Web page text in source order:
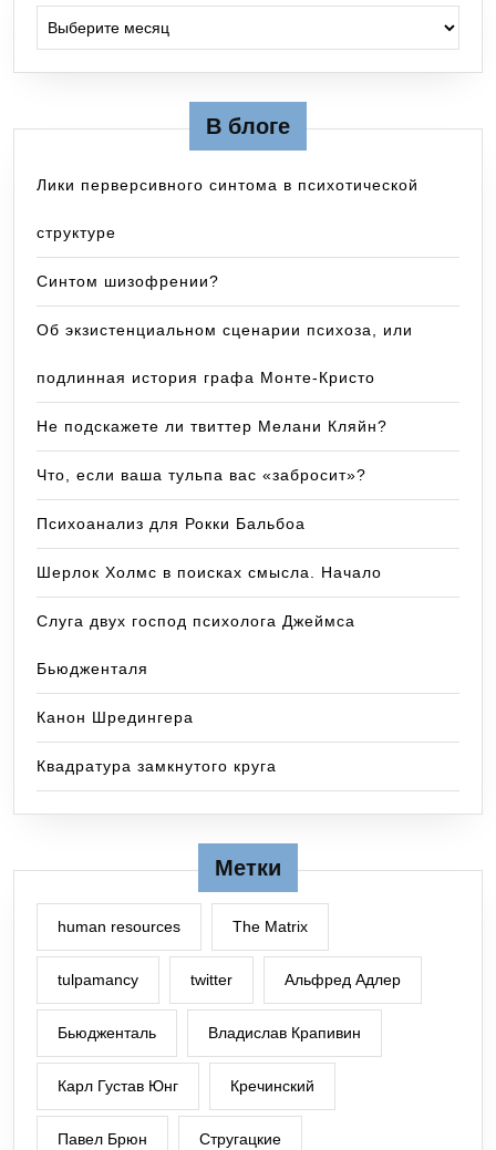
В блоге
Лики перверсивного синтома в психотической
структуре
Синтом шизофрении?
Об экзистенциальном сценарии психоза, или
подлинная история графа Монте-Кристо
Не подскажете ли твиттер Мелани Кляйн?
Что, если ваша тульпа вас «забросит»?
Психоанализ для Рокки Бальбоа
Шерлок Холмс в поисках смысла. Начало
Слуга двух господ психолога Джеймса
Бьюдженталя
Канон Шредингера
Квадратура замкнутого круга
Метки
human resources The Matrix
tulpamancy twitter Альфред Адлер
Бьюдженталь Владислав Крапивин
Карл Густав Юнг Кречинский
Павел Брюн Стругацкие